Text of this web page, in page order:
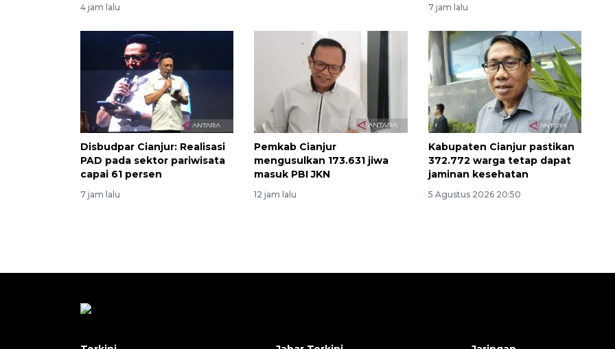
4 jam lalu 7 jam lalu
Disbudpar Cianjur: Realisasi
PAD pada sektor pariwisata
capai 61 persen
7 jam lalu
Pemkab Cianjur
mengusulkan 173.631 jiwa
masuk PBI JKN
12 jam lalu
Kabupaten Cianjur pastikan
372.772 warga tetap dapat
jaminan kesehatan
5 Agustus 2026 20:50